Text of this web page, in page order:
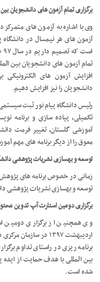
برگزاری تمام آزمون های دانشجویان
وی با اشاره به آزمون های متمرکز
آزمون های هر نیمسال در دانشگاه
تمام آزمون های دانشجویان بین
افزایش آزمون های الکترونیکی
دانشجویان را نیز افزایش دهیم.
رئیس دانشگاه پیام نور ثبت
تکمیلی، پیاده سازی و برنامه
آموزشی گلستان، تغییر فرمت
معوق را از دیگر برنامه های مهم
توسعه و بهسازی نشریات پژوهشی
زمانی در خصوص برنامه های
توسعه و بهسازی نشریات پژوهشی
برگزاری دومین استارت آپ تدوین
وی همچنین از برگزاری دومین
اردیبهشت ۱۳۹۷ در
برنامه ریزی در راستای تداوم
بین المللی با هدف حمایت از ایده
شده است.